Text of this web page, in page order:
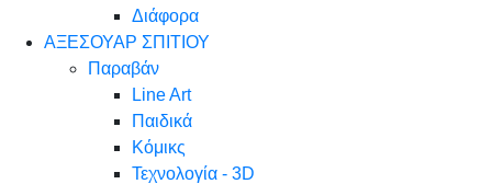
Διάφορα
ΑΞΕΣΟΥΑΡ ΣΠΙΤΙΟΥ
Παραβάν
Line Art
Παιδικά
Κόμικς
Τεχνολογία - 3D